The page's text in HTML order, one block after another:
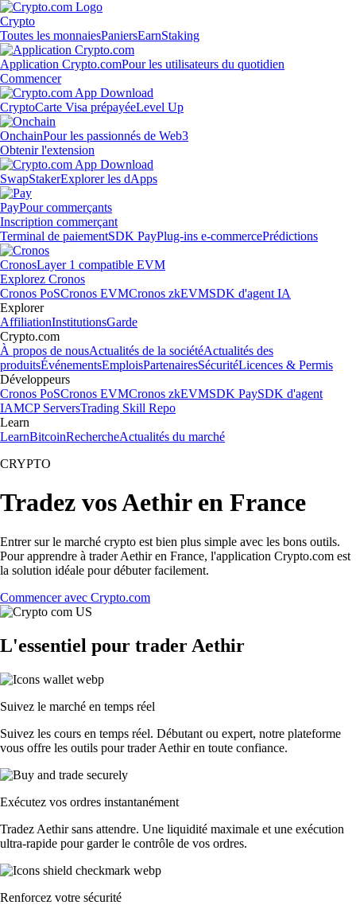
Crypto
Toutes les monnaiesPaniersEarnStaking
Application Crypto.comPour les utilisateurs du quotidien
Commencer
CryptoCarte Visa prépayéeLevel Up
OnchainPour les passionnés de Web3
Obtenir l'extension
SwapStakerExplorer les dApps
PayPour commerçants
Inscription commerçant
Terminal de paiementSDK PayPlug-ins e-commercePrédictions
CronosLayer 1 compatible EVM
Explorez Cronos
Cronos PoSCronos EVMCronos zkEVMSDK d'agent IA
Explorer
AffiliationInstitutionsGarde
Crypto.com
À propos de nousActualités de la sociétéActualités des
produitsÉvénementsEmploisPartenairesSécuritéLicences & Permis
Développeurs
Cronos PoSCronos EVMCronos zkEVMSDK PaySDK d'agent
IAMCP ServersTrading Skill Repo
Learn
LearnBitcoinRechercheActualités du marché
CRYPTO
Tradez vos Aethir en France
Entrer sur le marché crypto est bien plus simple avec les bons outils.
Pour apprendre à trader Aethir en France, l'application Crypto.com est
la solution idéale pour débuter facilement.
Commencer avec Crypto.com
L'essentiel pour trader Aethir
Suivez le marché en temps réel
Suivez les cours en temps réel. Débutant ou expert, notre plateforme
vous offre les outils pour trader Aethir en toute confiance.
Exécutez vos ordres instantanément
Tradez Aethir sans attendre. Une liquidité maximale et une exécution
ultra-rapide pour garder le contrôle de vos ordres.
Renforcez votre sécurité